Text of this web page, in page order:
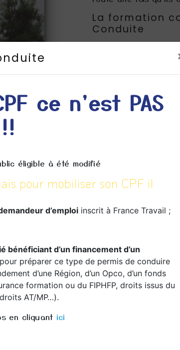
ce n'est PAS
éligible à été modifié
pour mobiliser son CPF il
d’emploi inscrit à France Travail ;
bénéficiant d’un financement d’un
pour préparer ce type de permis de conduire
d’une Région, d’un Opco, d’un fonds
formation ou du FIPHFP, droits issus du
AT/MP…).
en cliquant ici
La formation
Conduite
Cours
Nos cours
responsable et
panneaux de
également des
décisions en
Leçons
Nos leçons
conducteurs de
des cours
chaque élève pour
une variété de
autoroute et dans
Chez Dom
accompagnement
instructeurs et
avec chaque élève
soutien nécessaire
Conclusion :
la conduite
La conduite
d'obtention du
opportunité